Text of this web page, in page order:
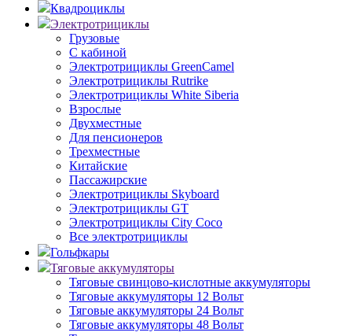
Квадроциклы
Электротрициклы
Грузовые
С кабиной
Электротрициклы GreenCamel
Электротрициклы Rutrike
Электротрициклы White Siberia
Взрослые
Двухместные
Для пенсионеров
Трехместные
Китайские
Пассажирские
Электротрициклы Skyboard
Электротрициклы GT
Электротрициклы City Coco
Все электротрициклы
Гольфкары
Тяговые аккумуляторы
Тяговые свинцово-кислотные аккумуляторы
Тяговые аккумуляторы 12 Вольт
Тяговые аккумуляторы 24 Вольт
Тяговые аккумуляторы 48 Вольт